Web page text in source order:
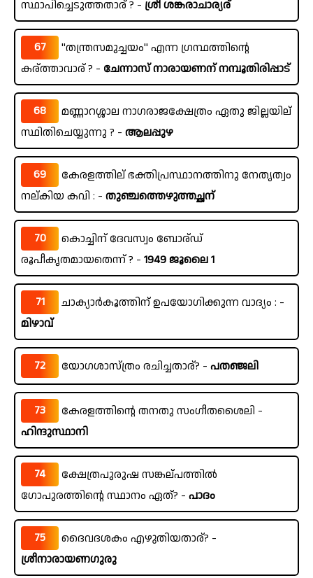
സ്ഥാപിച്ചെടുത്തതാര് ? - ശ്രീ ശങ്കരാചാര്യര്
67
"തന്ത്രസമുച്ചയം" എന്ന ഗ്രന്ഥത്തിന്റെ
കര്ത്താവാര് ? - ചേന്നാസ് നാരായണന് നമ്പൂതിരിപ്പാട്
68
മണ്ണാറശ്ശാല നാഗരാജക്ഷേത്രം ഏതു ജില്ലയില്
സ്ഥിതിചെയ്യുന്നു ? - ആലപ്പുഴ
69
കേരളത്തില് ഭക്തിപ്രസ്ഥാനത്തിനു നേതൃത്വം
നല്കിയ കവി : - തുഞ്ചത്തെഴുത്തച്ഛന്
70
കൊച്ചിന് ദേവസ്വം ബോര്ഡ്
രൂപീകൃതമായതെന്ന് ? - 1949 ജൂലൈ 1
71
ചാക്യാർകൂത്തിന് ഉപയോഗിക്കുന്ന വാദ്യം : -
മിഴാവ്
72 യോഗശാസ്ത്രം രചിച്ചതാര്? - പതഞ്ജലി
73
കേരളത്തിന്റെ തനതു സംഗീതശൈലി -
ഹിന്ദുസ്ഥാനി
74
ക്ഷേത്രപുരുഷ സങ്കല്പത്തിൽ
ഗോപുരത്തിന്റെ സ്ഥാനം ഏത്? - പാദം
75
ദൈവദശകം എഴുതിയതാര്? -
ശ്രീനാരായണഗുരു